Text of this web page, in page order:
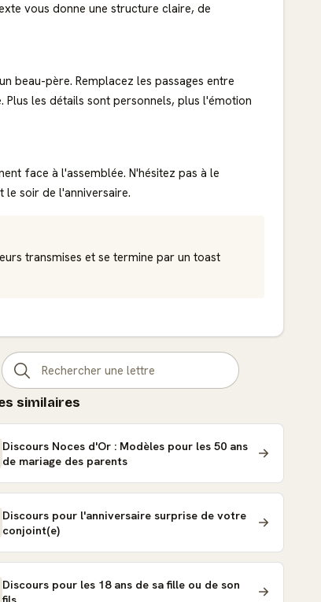
vous donne une structure claire, de
beau-père. Remplacez les passages entre
les détails sont personnels, plus l'émotion
face à l'assemblée. N'hésitez pas à le
soir de l'anniversaire.
transmises et se termine par un toast
similaires
Discours Noces d'Or : Modèles pour les 50 ans
de mariage des parents
Discours pour l'anniversaire surprise de votre
conjoint(e)
Discours pour les 18 ans de sa fille ou de son